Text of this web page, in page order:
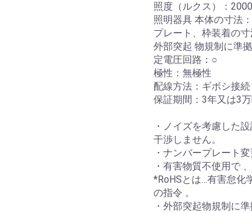
照度（ルクス）：
照明器具 本体の寸法
プレート、枠装着の
外部突起 物規制に準
定電圧回路：○
極性：無極性
配線方法：ギボシ接続
保証期間：3年又は3
・ノイズを考慮した
干渉しません。
・ナンバープレート
・有害物質不使用で
*RoHSとは…有害怠化
の指令 。
・外部突起物規制に